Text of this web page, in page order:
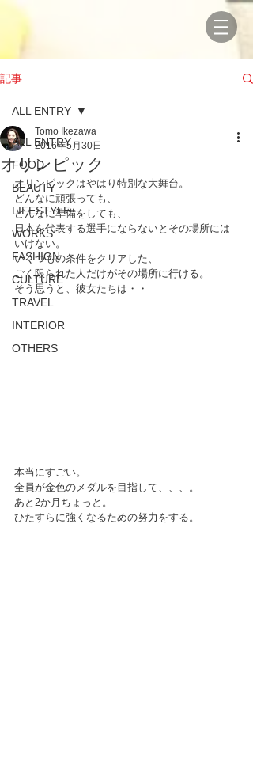
記事
ALL ENTRY
FOOD
BEAUTY
LIFESTYLE
WORKS
FASHION
CULTURE
TRAVEL
INTERIOR
OTHERS
ALL ENTRY
オリンピック
Tomo Ikezawa
2016年5月30日
オリンピックはやはり特別な大舞台。
どんなに頑張っても、
どんなに準備をしても、
日本を代表する選手にならないとその場所には
いけない。
いくつもの条件をクリアした、
ごく限られた人だけがその場所に行ける。
そう思うと、彼女たちは・・
本当にすごい。
全員が金色のメダルを目指して、、、。
あと2か月ちょっと。
ひたすらに強くなるための努力をする。